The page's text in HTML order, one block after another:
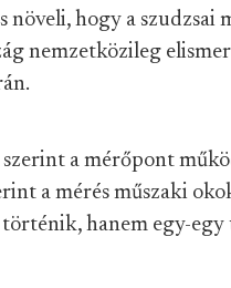
növeli, hogy a
nemzetközileg
szerint a mérőpont
a mérés műszaki
hanem egy-